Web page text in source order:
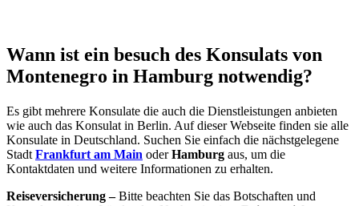
Wann ist ein besuch des Konsulats von
Montenegro in Hamburg notwendig?
Es gibt mehrere Konsulate die auch die Dienstleistungen anbieten
wie auch das Konsulat in Berlin. Auf dieser Webseite finden sie alle
Konsulate in Deutschland. Suchen Sie einfach die nächstgelegene
Stadt Frankfurt am Main oderHamburg aus, um die
Kontaktdaten und weitere Informationen zu erhalten.
Reiseversicherung –Bitte beachten Sie das Botschaften und